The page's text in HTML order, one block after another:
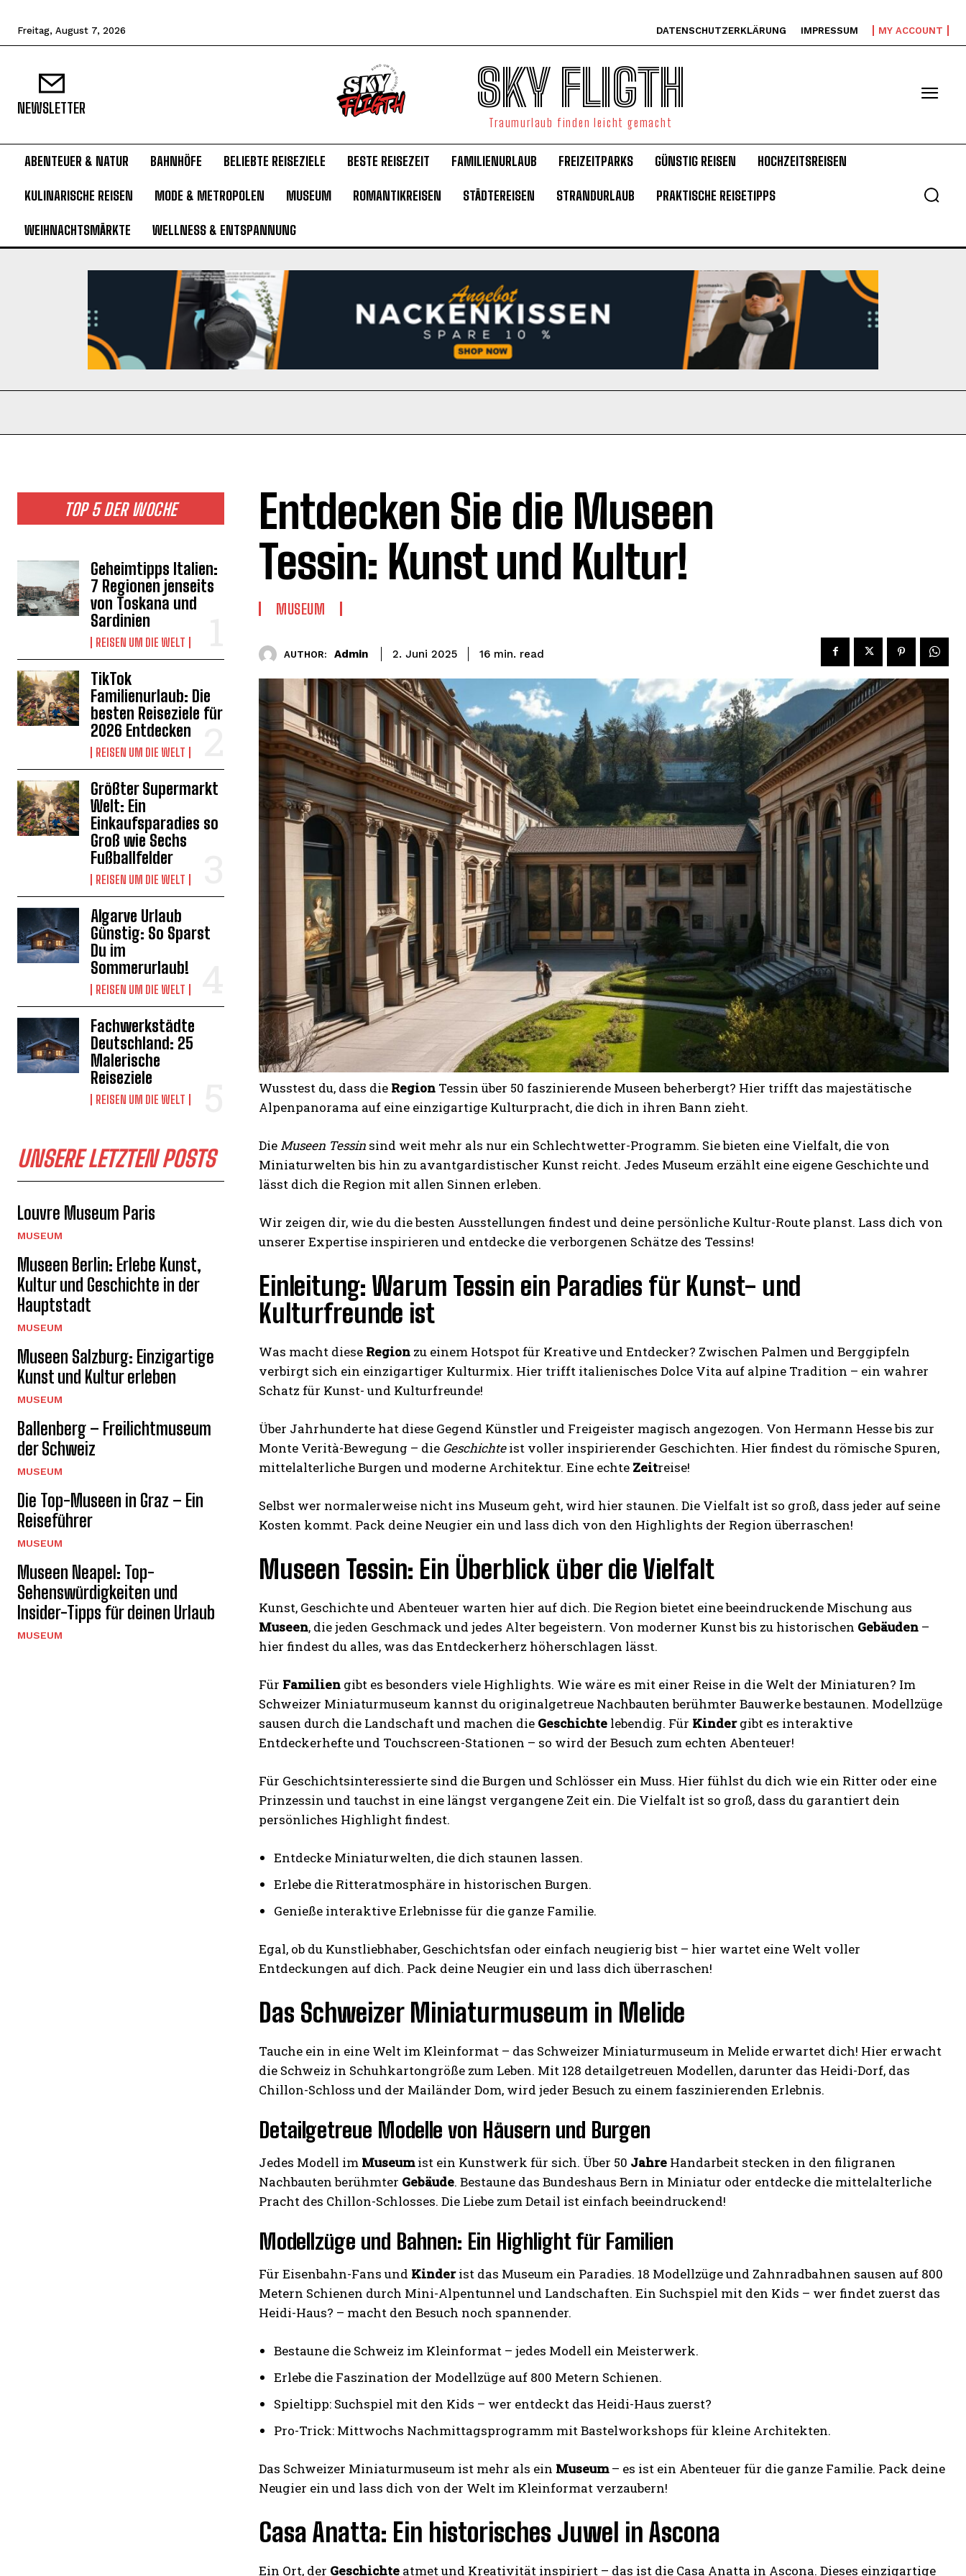
I WANT IN
I've read and accept the Privacy Policy
Freitag, August 7, 2026 DATENSCHUTZERKLÄRUNG IMPRESSUM MY ACCOUNT
NEWSLETTER SKY FLIGTH
Traumurlaub finden leicht gemacht
ABENTEUER & NATUR BAHNHÖFE BELIEBTE REISEZIELE BESTE REISEZEIT FAMILIENURLAUB FREIZEITPARKS GÜNSTIG REISEN HOCHZEITSREISEN
KULINARISCHE REISEN MODE & METROPOLEN MUSEUM ROMANTIKREISEN STÄDTEREISEN STRANDURLAUB PRAKTISCHE REISETIPPS
WEIHNACHTSMÄRKTE WELLNESS & ENTSPANNUNG
TOP 5 DER WOCHE
Geheimtipps Italien:
7 Regionen jenseits
von Toskana und
Sardinien
REISEN UM DIE WELT
TikTok
Familienurlaub: Die
besten Reiseziele für
2026 Entdecken
REISEN UM DIE WELT
Größter Supermarkt
Welt: Ein
Einkaufsparadies so
Groß wie Sechs
Fußballfelder
REISEN UM DIE WELT
Algarve Urlaub
Günstig: So Sparst
Du im
Sommerurlaub!
REISEN UM DIE WELT
Fachwerkstädte
Deutschland: 25
Malerische
Reiseziele
REISEN UM DIE WELT
UNSERE LETZTEN POSTS
Louvre Museum Paris
MUSEUM
Museen Berlin: Erlebe Kunst,
Kultur und Geschichte in der
Hauptstadt
MUSEUM
Museen Salzburg: Einzigartige
Kunst und Kultur erleben
MUSEUM
Ballenberg – Freilichtmuseum
der Schweiz
MUSEUM
Die Top-Museen in Graz – Ein
Reiseführer
MUSEUM
Museen Neapel: Top-
Sehenswürdigkeiten und
Insider-Tipps für deinen Urlaub
MUSEUM
Entdecken Sie die Museen
Tessin: Kunst und Kultur!
MUSEUM
AUTHOR: Admin 2. Juni 2025 16 min. read
Wusstest du, dass die Region Tessin über 50 faszinierende Museen beherbergt? Hier trifft das majestätische
Alpenpanorama auf eine einzigartige Kulturpracht, die dich in ihren Bann zieht.
DieMuseen Tessin sind weit mehr als nur ein Schlechtwetter-Programm. Sie bieten eine Vielfalt, die von
Miniaturwelten bis hin zu avantgardistischer Kunst reicht. Jedes Museum erzählt eine eigene Geschichte und
lässt dich die Region mit allen Sinnen erleben.
Wir zeigen dir, wie du die besten Ausstellungen findest und deine persönliche Kultur-Route planst. Lass dich von
unserer Expertise inspirieren und entdecke die verborgenen Schätze des Tessins!
Einleitung: Warum Tessin ein Paradies für Kunst- und
Kulturfreunde ist
Was macht diese Region zu einem Hotspot für Kreative und Entdecker? Zwischen Palmen und Berggipfeln
verbirgt sich ein einzigartiger Kulturmix. Hier trifft italienisches Dolce Vita auf alpine Tradition – ein wahrer
Schatz für Kunst- und Kulturfreunde!
Über Jahrhunderte hat diese Gegend Künstler und Freigeister magisch angezogen. Von Hermann Hesse bis zur
Monte Verità-Bewegung – die Geschichteist voller inspirierender Geschichten. Hier findest du römische Spuren,
mittelalterliche Burgen und moderne Architektur. Eine echte Zeitreise!
Selbst wer normalerweise nicht ins Museum geht, wird hier staunen. Die Vielfalt ist so groß, dass jeder auf seine
Kosten kommt. Pack deine Neugier ein und lass dich von den Highlights der Region überraschen!
Museen Tessin: Ein Überblick über die Vielfalt
Kunst, Geschichte und Abenteuer warten hier auf dich. Die Region bietet eine beeindruckende Mischung aus
Museen, die jeden Geschmack und jedes Alter begeistern. Von moderner Kunst bis zu historischen Gebäuden –
hier findest du alles, was das Entdeckerherz höherschlagen lässt.
Für Familien gibt es besonders viele Highlights. Wie wäre es mit einer Reise in die Welt der Miniaturen? Im
Schweizer Miniaturmuseum kannst du originalgetreue Nachbauten berühmter Bauwerke bestaunen. Modellzüge
sausen durch die Landschaft und machen die Geschichte lebendig. Für Kindergibt es interaktive
Entdeckerhefte und Touchscreen-Stationen – so wird der Besuch zum echten Abenteuer!
Für Geschichtsinteressierte sind die Burgen und Schlösser ein Muss. Hier fühlst du dich wie ein Ritter oder eine
Prinzessin und tauchst in eine längst vergangene Zeit ein. Die Vielfalt ist so groß, dass du garantiert dein
persönliches Highlight findest.
Entdecke Miniaturwelten, die dich staunen lassen.
Erlebe die Ritteratmosphäre in historischen Burgen.
Genieße interaktive Erlebnisse für die ganze Familie.
Egal, ob du Kunstliebhaber, Geschichtsfan oder einfach neugierig bist – hier wartet eine Welt voller
Entdeckungen auf dich. Pack deine Neugier ein und lass dich überraschen!
Das Schweizer Miniaturmuseum in Melide
Tauche ein in eine Welt im Kleinformat – das Schweizer Miniaturmuseum in Melide erwartet dich! Hier erwacht
die Schweiz in Schuhkartongröße zum Leben. Mit 128 detailgetreuen Modellen, darunter das Heidi-Dorf, das
Chillon-Schloss und der Mailänder Dom, wird jeder Besuch zu einem faszinierenden Erlebnis.
Detailgetreue Modelle von Häusern und Burgen
Jedes Modell im Museumist ein Kunstwerk für sich. Über 50 Jahre Handarbeit stecken in den filigranen
Nachbauten berühmter Gebäude. Bestaune das Bundeshaus Bern in Miniatur oder entdecke die mittelalterliche
Pracht des Chillon-Schlosses. Die Liebe zum Detail ist einfach beeindruckend!
Modellzüge und Bahnen: Ein Highlight für Familien
Für Eisenbahn-Fans und Kinderist das Museum ein Paradies. 18 Modellzüge und Zahnradbahnen sausen auf 800
Metern Schienen durch Mini-Alpentunnel und Landschaften. Ein Suchspiel mit den Kids – wer findet zuerst das
Heidi-Haus? – macht den Besuch noch spannender.
Bestaune die Schweiz im Kleinformat – jedes Modell ein Meisterwerk.
Erlebe die Faszination der Modellzüge auf 800 Metern Schienen.
Spieltipp: Suchspiel mit den Kids – wer entdeckt das Heidi-Haus zuerst?
Pro-Trick: Mittwochs Nachmittagsprogramm mit Bastelworkshops für kleine Architekten.
Das Schweizer Miniaturmuseum ist mehr als ein Museum– es ist ein Abenteuer für die ganze Familie. Pack deine
Neugier ein und lass dich von der Welt im Kleinformat verzaubern!
Casa Anatta: Ein historisches Juwel in Ascona
Ein Ort, der Geschichte atmet und Kreativität inspiriert – das ist die Casa Anatta in Ascona. Dieses einzigartige